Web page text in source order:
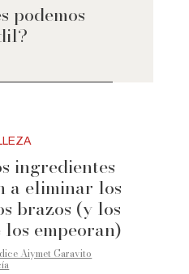
podemos
ingredientes
a eliminar los
brazos (y los
empeoran)
Aiymet Garavito